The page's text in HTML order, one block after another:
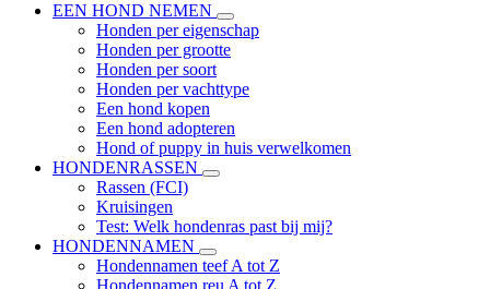
EEN HOND NEMEN
Honden per eigenschap
Honden per grootte
Honden per soort
Honden per vachttype
Een hond kopen
Een hond adopteren
Hond of puppy in huis verwelkomen
HONDENRASSEN
Rassen (FCI)
Kruisingen
Test: Welk hondenras past bij mij?
HONDENNAMEN
Hondennamen teef A tot Z
Hondennamen reu A tot Z